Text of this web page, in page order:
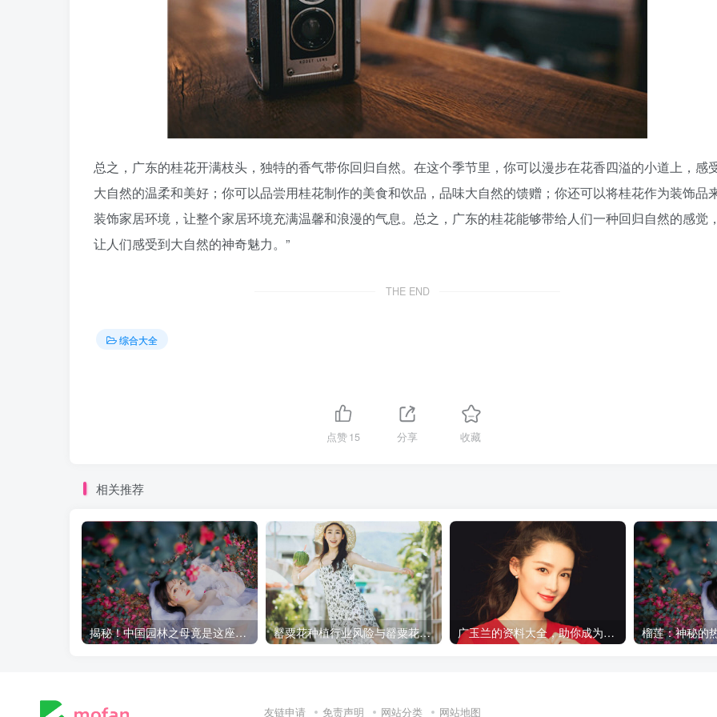
总之，广东的桂花开满枝头，独特的香气带你回归自然。在这个季节里，你可以漫步在花香四溢的小道上，感
大自然的温柔和美好；你可以品尝用桂花制作的美食和饮品，品味大自然的馈赠；你还可以将桂花作为装饰品
装饰家居环境，让整个家居环境充满温馨和浪漫的气息。总之，广东的桂花能够带给人们一种回归自然的感觉，
让人们感受到大自然的神奇魅力。”
THE END
综合大全
点赞15 分享 收藏
相关推荐
揭秘！中国园林之母竟是这座神秘园林！ 罂粟花种植行业风险与罂粟花种植新途径 广玉兰的资料大全，助你成为植物专家
友链申请 免责声明 网站分类 网站地图